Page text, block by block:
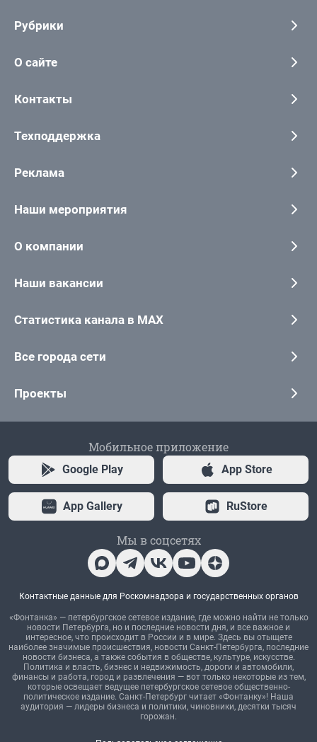
Рубрики
О сайте
Контакты
Техподдержка
Реклама
Наши мероприятия
О компании
Наши вакансии
Статистика канала в MAX
Все города сети
Проекты
Мобильное приложение
Google Play App Store
App Gallery RuStore
Мы в соцсетях
Контактные данные для Роскомнадзора и государственных органов
«Фонтанка» — петербургское сетевое издание, где можно найти не только
новости Петербурга, но и последние новости дня, и все важное и
интересное, что происходит в России и в мире. Здесь вы отыщете
наиболее значимые происшествия, новости Санкт-Петербурга, последние
новости бизнеса, а также события в обществе, культуре, искусстве.
Политика и власть, бизнес и недвижимость, дороги и автомобили,
финансы и работа, город и развлечения — вот только некоторые из тем,
которые освещает ведущее петербургское сетевое общественно-
политическое издание. Санкт-Петербург читает «Фонтанку»! Наша
аудитория — лидеры бизнеса и политики, чиновники, десятки тысяч
горожан.